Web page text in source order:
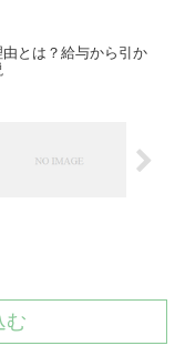
とは？給与から引か
む